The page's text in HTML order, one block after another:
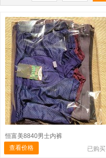
恒富美8840男士内裤
查看价格
已购买